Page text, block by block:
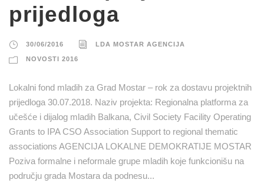
prijedloga
30/06/2016 LDA MOSTAR AGENCIJA
NOVOSTI 2016
Lokalni fond mladih za Grad Mostar – rok za dostavu projektnih
prijedloga 30.07.2018. Naziv projekta: Regionalna platforma za
učešće i dijalog mladih Balkana, Civil Society Facility Operating
Grants to IPA CSO Association Support to regional thematic
associations AGENCIJA LOKALNE DEMOKRATIJE MOSTAR
Poziva formalne i neformale grupe mladih koje funkcionišu na
području grada Mostara da podnesu...